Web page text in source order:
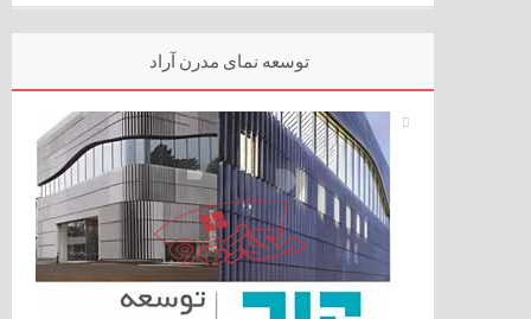
توسعه نمای مدرن آراد